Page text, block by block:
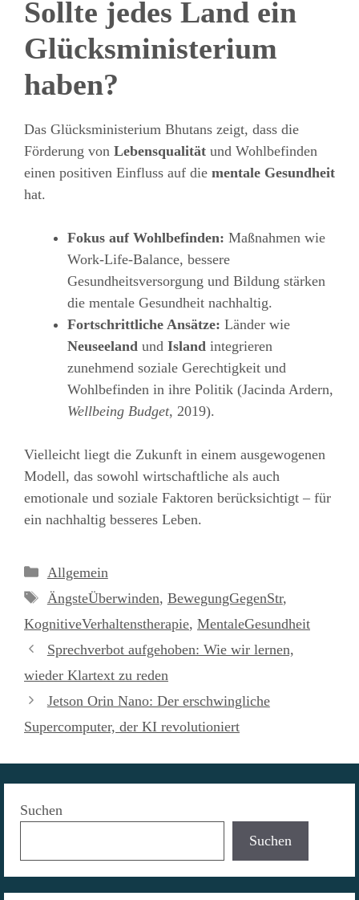
Sollte jedes Land ein
Glücksministerium
haben?
Das Glücksministerium Bhutans zeigt, dass die
Förderung von Lebensqualität und Wohlbefinden
einen positiven Einfluss auf die mentale Gesundheit
hat.
Fokus auf Wohlbefinden: Maßnahmen wie
Work-Life-Balance, bessere
Gesundheitsversorgung und Bildung stärken
die mentale Gesundheit nachhaltig.
Fortschrittliche Ansätze: Länder wie
Neuseeland und Island integrieren
zunehmend soziale Gerechtigkeit und
Wohlbefinden in ihre Politik (Jacinda Ardern,
Wellbeing Budget, 2019).
Vielleicht liegt die Zukunft in einem ausgewogenen
Modell, das sowohl wirtschaftliche als auch
emotionale und soziale Faktoren berücksichtigt – für
ein nachhaltig besseres Leben.
Kategorien
Allgemein
Schlagwörter
ÄngsteÜberwinden, BewegungGegenStr,
KognitiveVerhaltenstherapie, MentaleGesundheit
Sprechverbot aufgehoben: Wie wir lernen,
wieder Klartext zu reden
Jetson Orin Nano: Der erschwingliche
Supercomputer, der KI revolutioniert
Suchen
Suchen